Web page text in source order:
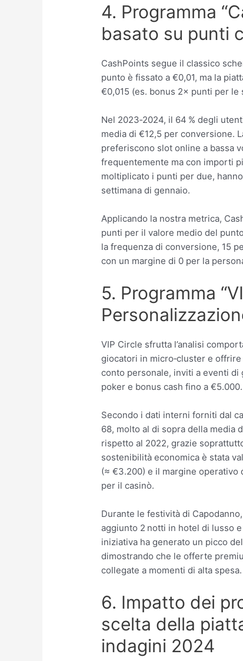
4. Programma
basato su punti
CashPoints segue il classico
punto è fissato a €0,01, ma la
€0,015 (es. bonus 2× punti per le
Nel 2023‑2024, il 64 % degli
media di €12,5 per conversione.
preferiscono slot online a bassa
frequentemente ma con importi
moltiplicato i punti per due,
settimana di gennaio.
Applicando la nostra metrica,
punti per il valore medio del
la frequenza di conversione, 15
con un margine di 0 per la
5. Programma
VIP Circle sfrutta l’analisi
giocatori in micro‑cluster e
conto personale, inviti a eventi di
poker e bonus cash fino a €5.000.
Secondo i dati interni forniti dal
68, molto al di sopra della media
rispetto al 2022, grazie
sostenibilità economica è stata
(≈ €3.200) e il margine operativo
per il casinò.
Durante le festività di
aggiunto 2 notti in hotel di lusso
iniziativa ha generato un picco
dimostrando che le offerte
collegate a momenti di alta spesa.
6. Impatto dei
scelta della
indagini 2024